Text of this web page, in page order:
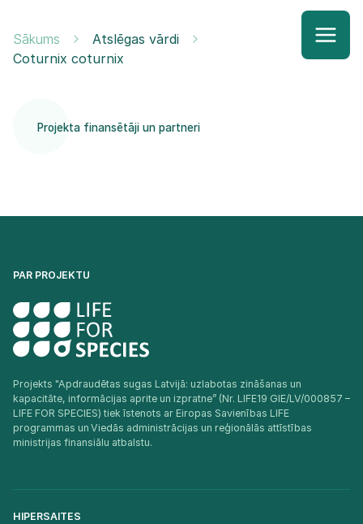
Sākums
Atslēgas vārdi
Coturnix coturnix
Projekta finansētāji un partneri
PAR PROJEKTU
Projekts "Apdraudētas sugas Latvijā: uzlabotas zināšanas un
kapacitāte, informācijas aprite un izpratne” (Nr. LIFE19 GIE/LV/000857 –
LIFE FOR SPECIES) tiek īstenots ar Eiropas Savienības LIFE
programmas un Viedās administrācijas un reģionālās attīstības
ministrijas finansiālu atbalstu.​
HIPERSAITES